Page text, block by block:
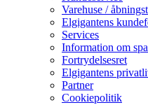
Varehuse /
Elgigantens
Services
Information om
Fortrydelsesret
Elgigantens
Partner
Cookiepolitik